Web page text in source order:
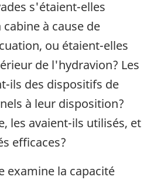
s'étaient-elles
à cause de
ou étaient-elles
de l'hydravion? Les
ils des dispositifs de
à leur disposition?
les avaient-ils utilisés, et
efficaces?
examine la capacité